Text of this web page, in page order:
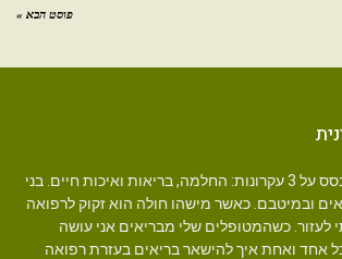
פוסט הבא »
האני מאמין שלי מתבסס על 3 עקרונות: החלמה, בריאות ואיכות חיים. בני
ובמיטבם. כאשר מישהו חולה הוא זקוק לרפואה
לעזור. כשהמטופלים שלי מבריאים אני עושה
אחד ואחת איך להישאר בריאים בעזרת רפואה